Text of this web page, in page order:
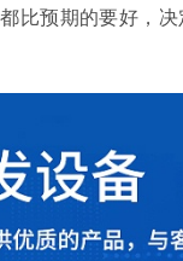
比预期的要好，